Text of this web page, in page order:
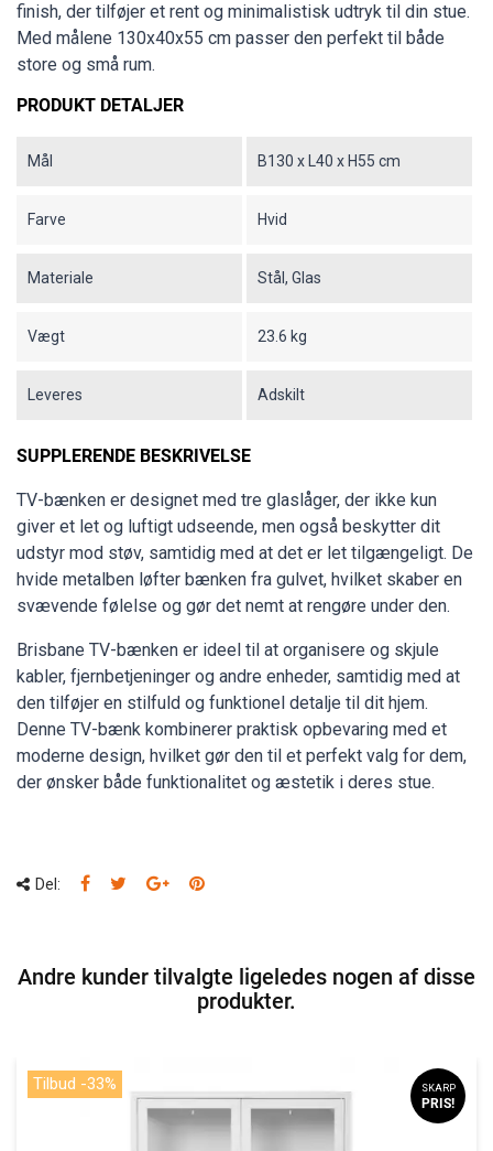
finish, der tilføjer et rent og minimalistisk udtryk til din stue.
Med målene 130x40x55 cm passer den perfekt til både
store og små rum.
PRODUKT DETALJER
Mål B130 x L40 x H55 cm
Farve Hvid
Materiale Stål, Glas
Vægt 23.6 kg
Leveres Adskilt
SUPPLERENDE BESKRIVELSE
TV-bænken er designet med tre glaslåger, der ikke kun
giver et let og luftigt udseende, men også beskytter dit
udstyr mod støv, samtidig med at det er let tilgængeligt. De
hvide metalben løfter bænken fra gulvet, hvilket skaber en
svævende følelse og gør det nemt at rengøre under den.
Brisbane TV-bænken er ideel til at organisere og skjule
kabler, fjernbetjeninger og andre enheder, samtidig med at
den tilføjer en stilfuld og funktionel detalje til dit hjem.
Denne TV-bænk kombinerer praktisk opbevaring med et
moderne design, hvilket gør den til et perfekt valg for dem,
der ønsker både funktionalitet og æstetik i deres stue.
Del:
Andre kunder tilvalgte ligeledes nogen af disse
produkter.
SKARP
PRIS!
Tilbud -33%